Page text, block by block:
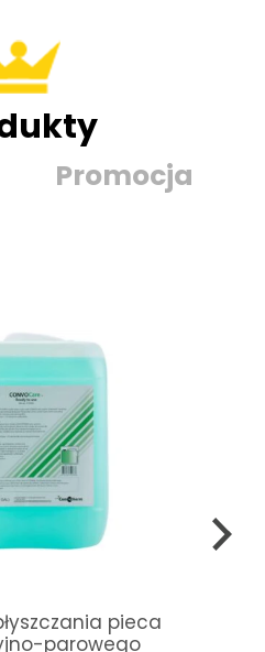
Promocja
pieca
parowego